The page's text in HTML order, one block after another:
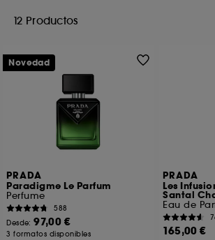
12 Productos
PRADA
Paradigme Le Parfum
Perfume
588
Desde:97,00 €
3 formatos disponibles
Novedad
PRADA
Les
Santal
Eau de
165,00 €